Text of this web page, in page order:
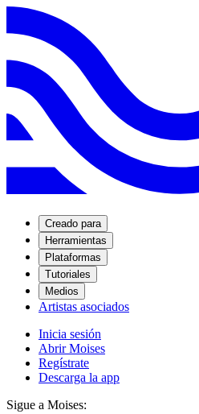
Creado para
Herramientas
Plataformas
Tutoriales
Medios
Artistas asociados
Inicia sesión
Abrir Moises
Regístrate
Descarga la app
Sigue a Moises: